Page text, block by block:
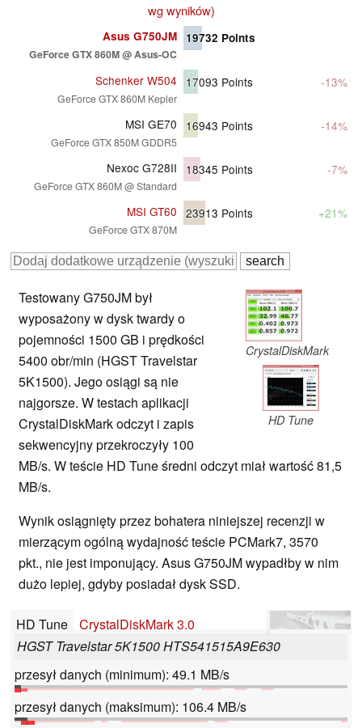
wg wyników)
Asus G750JM
GeForce GTX 860M @ Asus-OC
19732 Points
Schenker W504
GeForce GTX 860M Kepler
17093 Points -13%
MSI GE70
GeForce GTX 850M GDDR5
16943 Points -14%
Nexoc G728II
GeForce GTX 860M @ Standard
18345 Points -7%
MSI GT60
GeForce GTX 870M
23913 Points +21%
CrystalDiskMark
HD Tune
Testowany G750JM był
wyposażony w dysk twardy o
pojemności 1500 GB i prędkości
5400 obr/min (HGST Travelstar
5K1500). Jego osiągi są nie
najgorsze. W testach aplikacji
CrystalDiskMark odczyt i zapis
sekwencyjny przekroczyły 100
MB/s. W teście HD Tune średni odczyt miał wartość 81,5
MB/s.
Wynik osiągnięty przez bohatera niniejszej recenzji w
mierzącym ogólną wydajność teście PCMark7, 3570
pkt., nie jest imponujący. Asus G750JM wypadłby w nim
dużo lepiej, gdyby posiadał dysk SSD.
HD Tune
CrystalDiskMark 3.0
HGST Travelstar 5K1500 HTS541515A9E630
przesył danych (minimum): 49.1 MB/s
przesył danych (maksimum): 106.4 MB/s